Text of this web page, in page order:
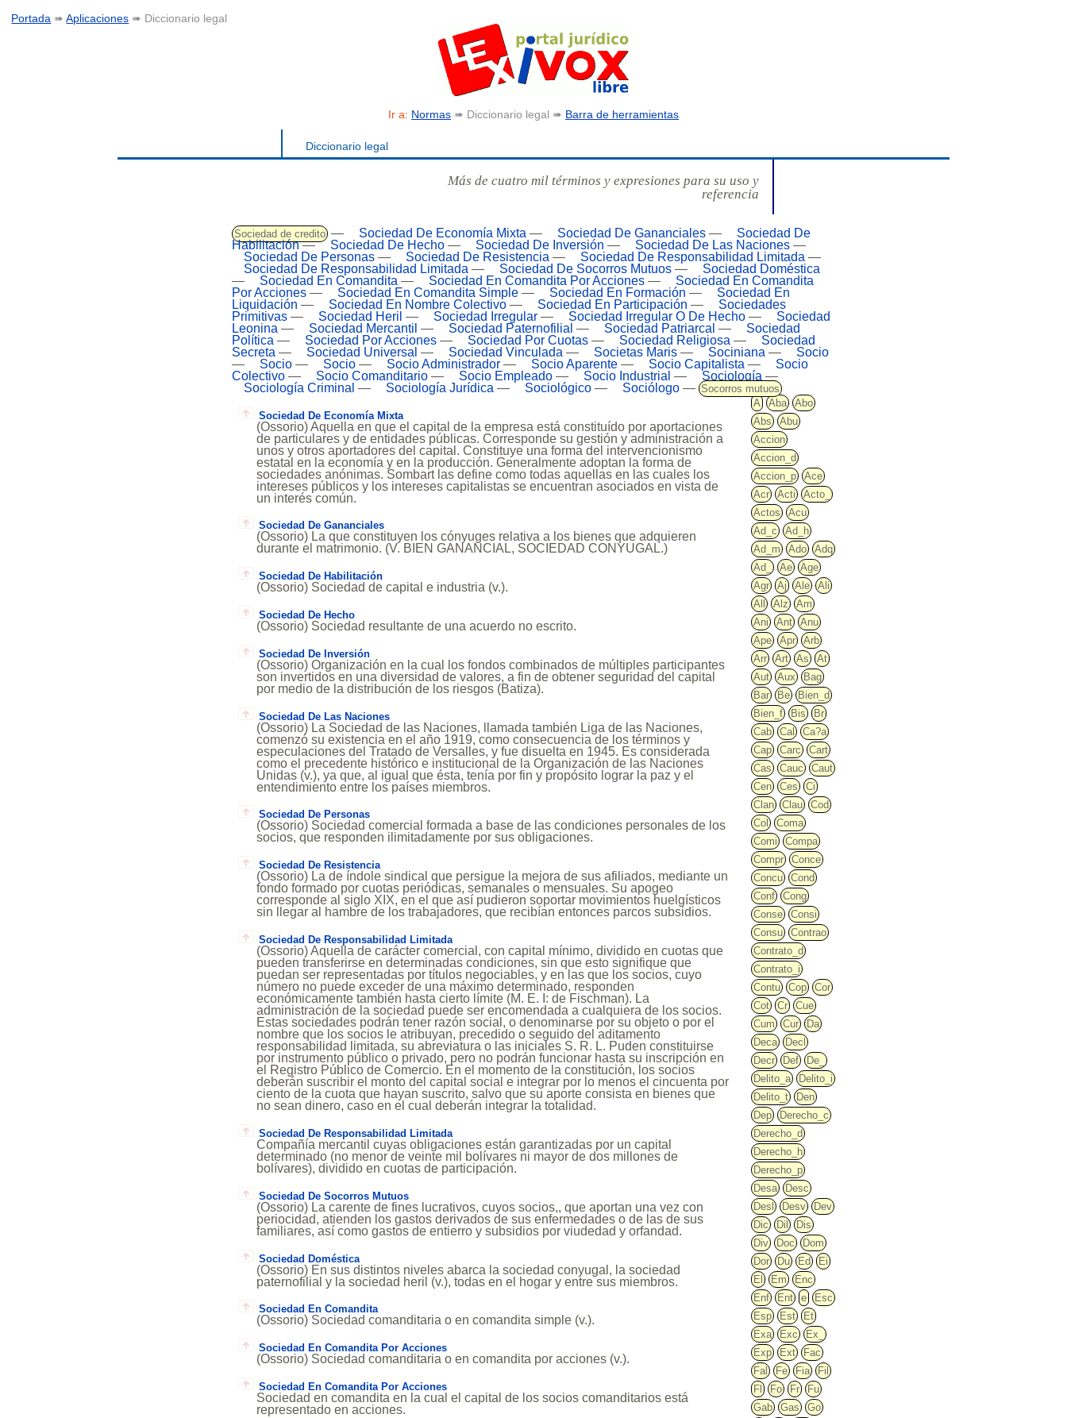
Portada ➠Aplicaciones ➠ Diccionario legal
Ir a: Normas ➠ Diccionario legal ➠ Barra de herramientas
Diccionario legal
Más de cuatro mil términos y expresiones para su uso y
referencia
Sociedad de credito — Sociedad De Economía Mixta — Sociedad De Gananciales —
Sociedad De
Habilitación— Sociedad De Hecho — Sociedad De Inversión — Sociedad De Las Naciones —
Sociedad De Personas — Sociedad De Resistencia — Sociedad De Responsabilidad Limitada —
Sociedad De Responsabilidad Limitada — Sociedad De Socorros Mutuos —
Sociedad Doméstica
—
Sociedad En Comandita — Sociedad En Comandita Por Acciones —
Sociedad En Comandita
Por Acciones — Sociedad En Comandita Simple — Sociedad En Formación —
Sociedad En
Liquidación — Sociedad En Nombre Colectivo — Sociedad En Participación —
Sociedades
Primitivas — Sociedad Heril — Sociedad Irregular — Sociedad Irregular O De Hecho —
Sociedad
Leonina — Sociedad Mercantil — Sociedad Paternofilial — Sociedad Patriarcal —
Sociedad
Política — Sociedad Por Acciones — Sociedad Por Cuotas — Sociedad Religiosa —
Sociedad
Secreta — Sociedad Universal — Sociedad Vinculada — Societas Maris — Sociniana —
Socio
—
Socio — Socio — Socio Administrador — Socio Aparente — Socio Capitalista —
Socio
Colectivo — Socio Comanditario — Socio Empleado — Socio Industrial — Sociología —
Sociología Criminal — Sociología Jurídica — Sociológico — Sociólogo — Socorros mutuos
A
Aba
Abo
Abs
Abu
Accion
Accion_d
Accion_p
Ace
Acr
Acti
Acto_
Actos
Acu
Ad_c
Ad_h
Ad_m
Ado
Adq
Ad_
Ae
Age
Agr
Aj Ale
Ali
All
Alz
Am
Ani
Ant
Anu
Ape
Apr
Arb
Arr
Art As
At
Aut
Aux
Bag
Bar
Be
Bien_d
Bien_f
Bis
Br
Cab
Cal
Ca?a
Cap
Carc
Cart
Cas
Cauc
Caut
Cen
Ces
Ci
Clan
Clau
Cod
Col
Coma
Comi
Compa
Compr
Conce
Concu
Cond
Conf
Cong
Conse
Consi
Consu
Contrao
Contrato_d
Contrato_i
Contu
Cop
Cor
Cot
Cr
Cue
Cum
Cur
Da
Deca
Decl
Decr
Def
De_
Delito_a
Delito_i
Delito_t
Den
Dep
Derecho_c
Derecho_d
Derecho_h
Derecho_p
Desa
Desc
Desl
Desv
Dev
Dic
Dil
Dis
Div
Doc
Dom
Dor
Du Ed
Ei
El
Em
Enc
Enf
Ent e
Esc
Esp
Est
Et
Exa
Exc
Ex_
Exp
Ext
Fac
Fal
Fe Fia
Fil
Fl
Fo Fr
Fu
Gab
Gas
Go
Sociedad De Economía Mixta
(Ossorio) Aquella en que el capital de la empresa está constituído por aportaciones
de particulares y de entidades públicas. Corresponde su gestión y administración a
unos y otros aportadores del capital. Constituye una forma del intervencionismo
estatal en la economía y en la producción. Generalmente adoptan la forma de
sociedades anónimas. Sombart las define como todas aquellas en las cuales los
intereses públicos y los intereses capitalistas se encuentran asociados en vista de
un interés común.
Sociedad De Gananciales
(Ossorio) La que constituyen los cónyuges relativa a los bienes que adquieren
durante el matrimonio. (V. BIEN GANANCIAL, SOCIEDAD CONYUGAL.)
Sociedad De Habilitación
(Ossorio) Sociedad de capital e industria (v.).
Sociedad De Hecho
(Ossorio) Sociedad resultante de una acuerdo no escrito.
Sociedad De Inversión
(Ossorio) Organización en la cual los fondos combinados de múltiples participantes
son invertidos en una diversidad de valores, a fin de obtener seguridad del capital
por medio de la distribución de los riesgos (Batiza).
Sociedad De Las Naciones
(Ossorio) La Sociedad de las Naciones, llamada también Liga de las Naciones,
comenzó su existencia en el año 1919, como consecuencia de los términos y
especulaciones del Tratado de Versalles, y fue disuelta en 1945. Es considerada
como el precedente histórico e institucional de la Organización de las Naciones
Unidas (v.), ya que, al igual que ésta, tenía por fin y propósito lograr la paz y el
entendimiento entre los países miembros.
Sociedad De Personas
(Ossorio) Sociedad comercial formada a base de las condiciones personales de los
socios, que responden ilimitadamente por sus obligaciones.
Sociedad De Resistencia
(Ossorio) La de índole sindical que persigue la mejora de sus afiliados, mediante un
fondo formado por cuotas periódicas, semanales o mensuales. Su apogeo
corresponde al siglo XIX, en el que así pudieron soportar movimientos huelgísticos
sin llegar al hambre de los trabajadores, que recibían entonces parcos subsidios.
Sociedad De Responsabilidad Limitada
(Ossorio) Aquella de carácter comercial, con capital mínimo, dividido en cuotas que
pueden transferirse en determinadas condiciones, sin que esto signifique que
puedan ser representadas por títulos negociables, y en las que los socios, cuyo
número no puede exceder de una máximo determinado, responden
económicamente también hasta cierto límite (M. E. I: de Fischman). La
administración de la sociedad puede ser encomendada a cualquiera de los socios.
Estas sociedades podrán tener razón social, o denominarse por su objeto o por el
nombre que los socios le atribuyan, precedido o seguido del aditamento
responsabilidad limitada, su abreviatura o las iniciales S. R. L. Puden constituirse
por instrumento público o privado, pero no podrán funcionar hasta su inscripción en
el Registro Público de Comercio. En el momento de la constitución, los socios
deberán suscribir el monto del capital social e integrar por lo menos el cincuenta por
ciento de la cuota que hayan suscrito, salvo que su aporte consista en bienes que
no sean dinero, caso en el cual deberán integrar la totalidad.
Sociedad De Responsabilidad Limitada
Compañía mercantil cuyas obligaciones están garantizadas por un capital
determinado (no menor de veinte mil bolívares ni mayor de dos millones de
bolívares), dividido en cuotas de participación.
Sociedad De Socorros Mutuos
(Ossorio) La carente de fines lucrativos, cuyos socios,, que aportan una vez con
periocidad, atienden los gastos derivados de sus enfermedades o de las de sus
familiares, así como gastos de entierro y subsidios por viudedad y orfandad.
Sociedad Doméstica
(Ossorio) En sus distintos niveles abarca la sociedad conyugal, la sociedad
paternofilial y la sociedad heril (v.), todas en el hogar y entre sus miembros.
Sociedad En Comandita
(Ossorio) Sociedad comanditaria o en comandita simple (v.).
Sociedad En Comandita Por Acciones
(Ossorio) Sociedad comanditaria o en comandita por acciones (v.).
Sociedad En Comandita Por Acciones
Sociedad en comandita en la cual el capital de los socios comanditarios está
representado en acciones.